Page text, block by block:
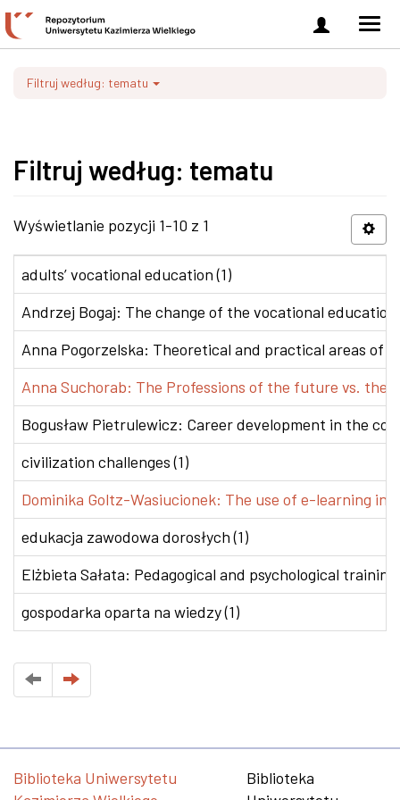
Zaloguj
się
Filtruj według: tematu
Filtruj według: tematu
Wyświetlanie pozycji 1-10 z 1
adults’ vocational education (1)
Andrzej Bogaj: The change of the vocational
Anna Pogorzelska: Theoretical and practical areas of
Anna Suchorab: The Professions of the future vs. the
Bogusław Pietrulewicz: Career development in the
civilization challenges (1)
Dominika Goltz-Wasiucionek: The use of e-learning in
edukacja zawodowa dorosłych (1)
Elżbieta Sałata: Pedagogical and psychological
gospodarka oparta na wiedzy (1)
Biblioteka Uniwersytetu
Biblioteka